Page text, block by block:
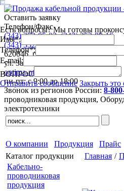
Оставить заявку
Телефон/Факс
(343)253-05-03,(343)253-80-16
(343)352-44-63,(343)352-41-53
620046,г. Екатеринбург
ул. Завокзальная 5, оф. 709
optima-nt@mail.ru
пн-пт: с 9:00 до 18:00
Звонок из регионов России: 8-
проводниковая продукция,
электротехники
О компании Продукция Прайс
Каталог продукции
Кабельно-
проводниковая
продукция
Главная /
Есть вопросы? Мы готовы
Имя*:
Телефон*:
E-mail:
ВОПРОС
Отправить сообщение Закрыть это